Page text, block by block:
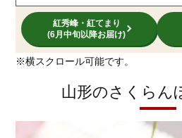
紅秀峰・紅てまり
(6月中旬以降お届け)
※横スクロール可能です。
山形のさくらん